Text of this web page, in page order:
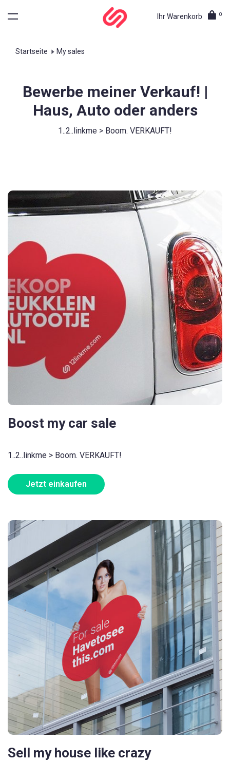
Ihr Warenkorb 0
Startseite My sales
Bewerbe meiner Verkauf! |
Haus, Auto oder anders
1..2..linkme > Boom. VERKAUFT!
Boost my car sale
1..2..linkme > Boom. VERKAUFT!
Jetzt einkaufen
Sell my house like crazy